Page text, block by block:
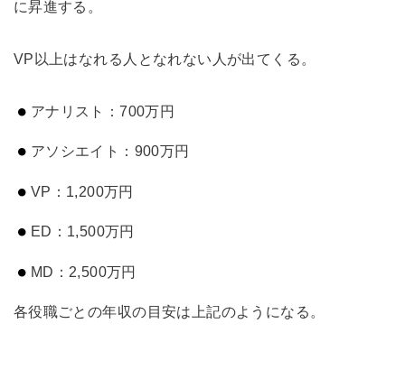
に昇進する。
VP以上はなれる人となれない人が出てくる。
アナリスト：700万円
アソシエイト：900万円
VP：1,200万円
ED：1,500万円
MD：2,500万円
各役職ごとの年収の目安は上記のようになる。